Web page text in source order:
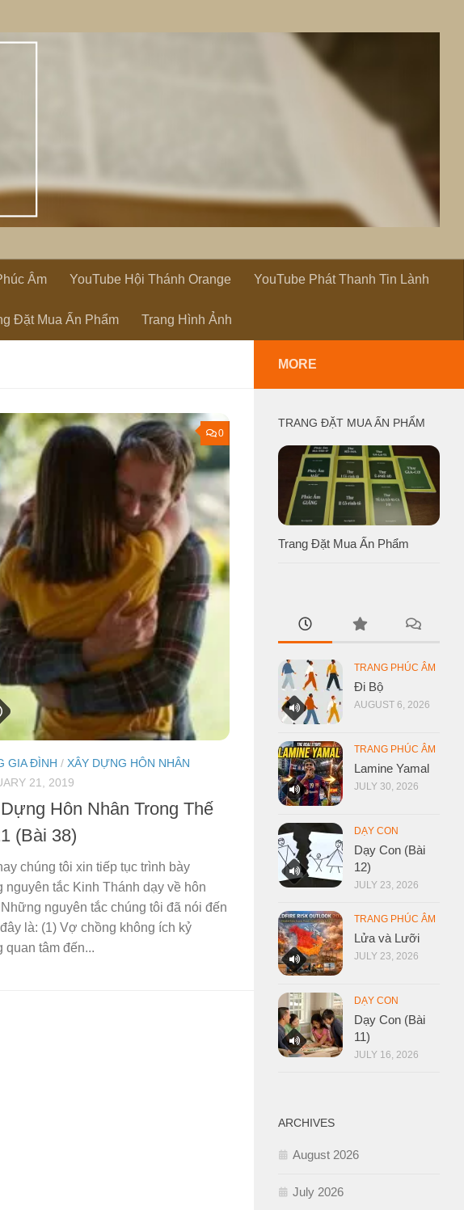
Âm YouTube Hội Thánh Orange YouTube Phát Thanh Tin Lành
Đặt Mua Ấn Phẩm Trang Hình Ảnh
0
GIA ĐÌNH / XÂY DỰNG HÔN NHÂN
21, 2019
Hôn Nhân Trong Thế
(Bài 38)
chúng tôi xin tiếp tục trình bày
nguyên tắc Kinh Thánh dạy về hôn
nguyên tắc chúng tôi đã nói đến
là: (1) Vợ chồng không ích kỷ
quan tâm đến...
MORE
TRANG ĐẶT MUA ẤN PHẨM
Trang Đặt Mua Ấn Phẩm
TRANG PHÚC ÂM
Đi Bộ
AUGUST 6, 2026
TRANG PHÚC ÂM
Lamine Yamal
JULY 30, 2026
DẠY CON
Dạy Con (Bài
12)
JULY 23, 2026
TRANG PHÚC ÂM
Lửa và Lưỡi
JULY 23, 2026
DẠY CON
Dạy Con (Bài
11)
JULY 16, 2026
ARCHIVES
August 2026
July 2026